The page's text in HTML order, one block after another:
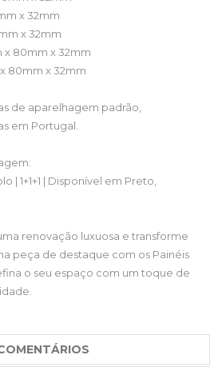
x 32mm
x 32mm
x 80mm x 32mm
80mm x 32mm
de aparelhagem padrão,
em Portugal.
| 1+1+1 | Disponível em Preto,
renovação luxuosa e transforme
peça de destaque com os Painéis
o seu espaço com um toque de